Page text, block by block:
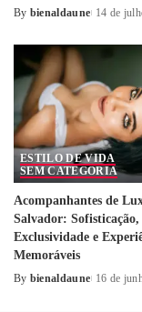
Posted
By bienaldaune 14 de
ESTILO DE VIDA
SEM CATEGORIA
Acompanhantes de
Salvador: Sofisticação,
Exclusividade e
Memoráveis
Posted
By bienaldaune 16 de